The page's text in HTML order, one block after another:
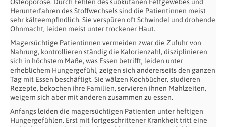
Herunterfahren des Stoffwechsels sind die Patientinnen meist
sehr kälteempfindlich. Sie verspüren oft Schwindel und drohende
Ohnmacht, leiden meist unter trockener Haut.
Magersüchtige Patientinnen vermeiden zwar die Zufuhr von
Nahrung, kontrollieren ständig die Kalorienzahl, disziplinieren
sich in höchstem Maße, was Essen betrifft, leiden unter
erheblichem Hungergefühl, zeigen sich andererseits den ganzen
Tag mit Essen beschäftigt. Sie wälzen Kochbücher, studieren
Rezepte, bekochen ihre Familien, servieren ihnen Mahlzeiten,
weigern sich aber mit anderen zusammen zu essen.
Anfangs leiden die magersüchtigen Patienten unter heftigen
Hungergefühlen. Erst mit fortgeschrittener Krankheit tritt eine